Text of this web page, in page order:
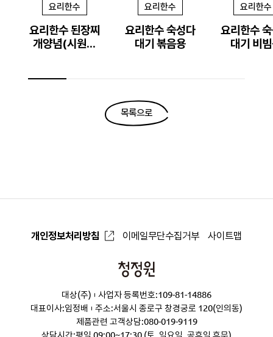
요리한수
요리한수 된장찌
개양념(시원한
요리한수
요리한수 숙성다
대기 볶음용
요리한수
요리한수
대기 비
목록으로
개인정보처리방침 이메일무단수집거부 사이트맵
청
원
대상(주)
사업자 등록번호:109-81-14886
대표이사:임정배
주소:서울시 종로구 창경궁로 120(인의동)
제품관련 고객상담:080-019-9119